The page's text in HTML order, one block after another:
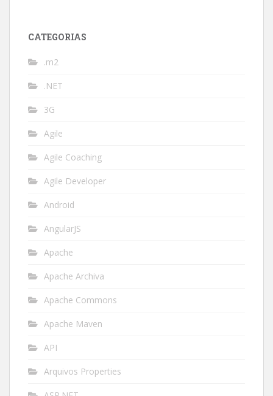
CATEGORIAS
.m2
.NET
3G
Agile
Agile Coaching
Agile Developer
Android
AngularJS
Apache
Apache Archiva
Apache Commons
Apache Maven
API
Arquivos Properties